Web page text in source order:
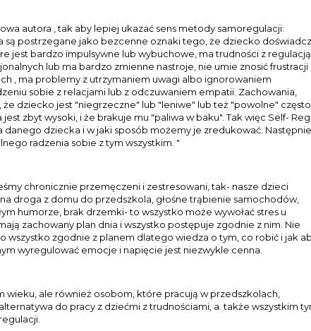
autora , tak aby lepiej ukazać sens metody samoregulacji:
są postrzegane jako bezcenne oznaki tego, że dziecko
jest bardzo impulsywne lub wybuchowe, ma trudności z regulacją
lub ma bardzo zmienne nastroje, nie umie znosić frustracji ,
, ma problemy z utrzymaniem uwagi albo ignorowaniem
sobie z relacjami lub z odczuwaniem empatii. Zachowania,
dziecko jest "niegrzeczne" lub "leniwe" lub też "powolne" często
zbyt wysoki, i że brakuje mu "paliwa w baku". Tak więc Self- Reg
danego dziecka i w jaki sposób możemy je zredukować. Następnie
radzenia sobie z tym wszystkim. "
chronicznie przemęczeni i zestresowani, tak- nasze dzieci
droga z domu do przedszkola, głośne trąbienie samochodów,
humorze, brak drzemki- to wszystko może wywołać stres u
zachowany plan dnia i wszystko postępuje zgodnie z nim. Nie
wszystko zgodnie z planem dlatego wiedza o tym, co robić i jak
wyregulować emocje i napięcie jest niezwykle cenna.
ale również osobom, które pracują w przedszkolach,
do pracy z dziećmi z trudnościami, a. także wszystkim